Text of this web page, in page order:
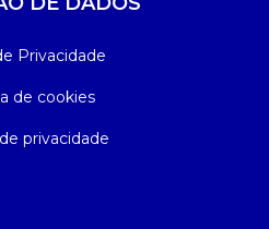
Privacidade
de cookies
privacidade